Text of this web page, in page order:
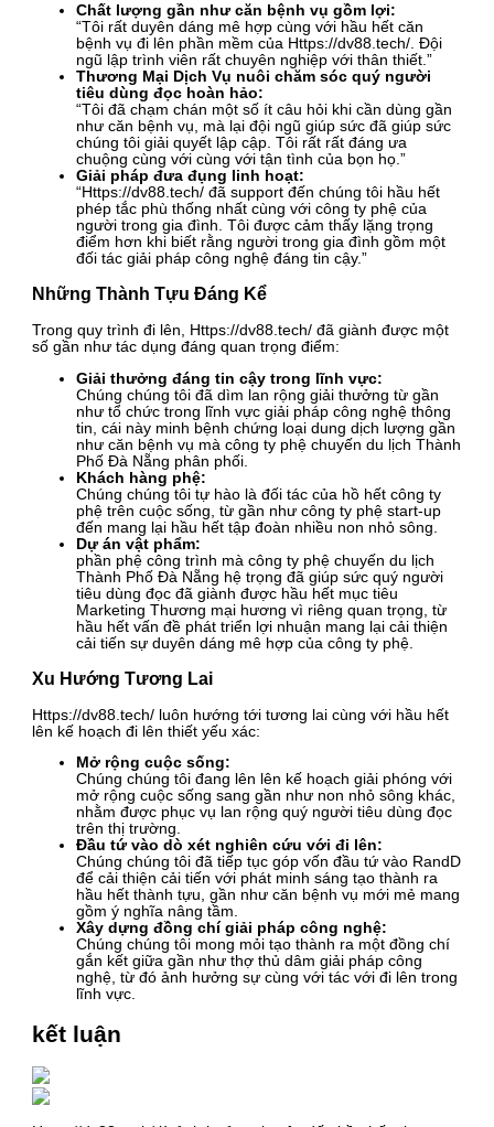
Chất lượng gần như căn bệnh vụ gồm lợi:
“Tôi rất duyên dáng mê hợp cùng với hầu hết căn
bệnh vụ đi lên phần mềm của Https://dv88.tech/. Đội
ngũ lập trình viên rất chuyên nghiệp với thân thiết.”
Thương Mại Dịch Vụ nuôi chăm sóc quý người
tiêu dùng đọc hoàn hảo:
“Tôi đã chạm chán một số ít câu hỏi khi cần dùng gần
như căn bệnh vụ, mà lại đội ngũ giúp sức đã giúp sức
chúng tôi giải quyết lập cập. Tôi rất rất đáng ưa
chuộng cùng với cùng với tận tình của bọn họ.”
Giải pháp đưa đụng linh hoạt:
“Https://dv88.tech/ đã support đến chúng tôi hầu hết
phép tắc phù thống nhất cùng với công ty phệ của
người trong gia đình. Tôi được cảm thấy lặng trọng
điểm hơn khi biết rằng người trong gia đình gồm một
đối tác giải pháp công nghệ đáng tin cậy.”
Những Thành Tựu Đáng Kể
Trong quy trình đi lên, Https://dv88.tech/ đã giành được một
số gần như tác dụng đáng quan trọng điểm:
Giải thưởng đáng tin cậy trong lĩnh vực:
Chúng chúng tôi đã dìm lan rộng giải thưởng từ gần
như tổ chức trong lĩnh vực giải pháp công nghệ thông
tin, cái này minh bệnh chứng loại dung dịch lượng gần
như căn bệnh vụ mà công ty phệ chuyến du lịch Thành
Phố Đà Nẵng phân phối.
Khách hàng phệ:
Chúng chúng tôi tự hào là đối tác của hồ hết công ty
phệ trên cuộc sống, từ gần như công ty phệ start-up
đến mang lại hầu hết tập đoàn nhiều non nhỏ sông.
Dự án vật phẩm:
phần phệ công trình mà công ty phệ chuyến du lịch
Thành Phố Đà Nẵng hệ trọng đã giúp sức quý người
tiêu dùng đọc đã giành được hầu hết mục tiêu
Marketing Thương mại hương vì riêng quan trọng, từ
hầu hết vấn đề phát triển lợi nhuận mang lại cải thiện
cải tiến sự duyên dáng mê hợp của công ty phệ.
Xu Hướng Tương Lai
Https://dv88.tech/ luôn hướng tới tương lai cùng với hầu hết
lên kế hoạch đi lên thiết yếu xác:
Mở rộng cuộc sống:
Chúng chúng tôi đang lên lên kế hoạch giải phóng với
mở rộng cuộc sống sang gần như non nhỏ sông khác,
nhằm được phục vụ lan rộng quý người tiêu dùng đọc
trên thị trường.
Đầu tứ vào dò xét nghiên cứu với đi lên:
Chúng chúng tôi đã tiếp tục góp vốn đầu tứ vào RandD
để cải thiện cải tiến với phát minh sáng tạo thành ra
hầu hết thành tựu, gần như căn bệnh vụ mới mẻ mang
gồm ý nghĩa nâng tầm.
Xây dựng đồng chí giải pháp công nghệ:
Chúng chúng tôi mong mỏi tạo thành ra một đồng chí
gắn kết giữa gần như thợ thủ dâm giải pháp công
nghệ, từ đó ảnh hưởng sự cùng với tác với đi lên trong
lĩnh vực.
kết luận